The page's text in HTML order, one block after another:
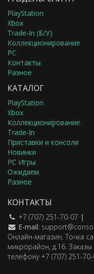
PlayStation
Xbox
Trade-In (Б/У)
Коллекционирование
PC
Контакты
Разное
КАТАЛОГ
PlayStation
Xbox
Коллекционирование
Trade-In
Приставки и консоли
Новинки
PC Игры
Ожидаем
Разное
КОНТАКТЫ
+7 (707) 251-70-07 |
E-mail:
Онлайн-магазин. Точка
микрорайон, д.16.
телефону +7 (707) 251-